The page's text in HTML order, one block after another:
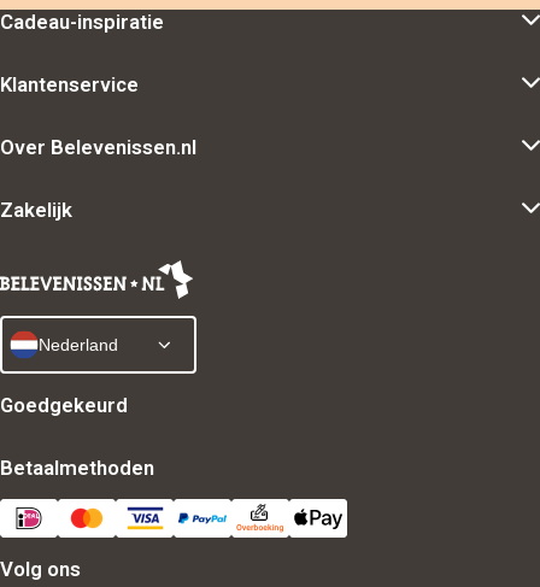
Cadeau-inspiratie
Klantenservice
Over Belevenissen.nl
Zakelijk
Nederland
Goedgekeurd
Betaalmethoden
Volg ons